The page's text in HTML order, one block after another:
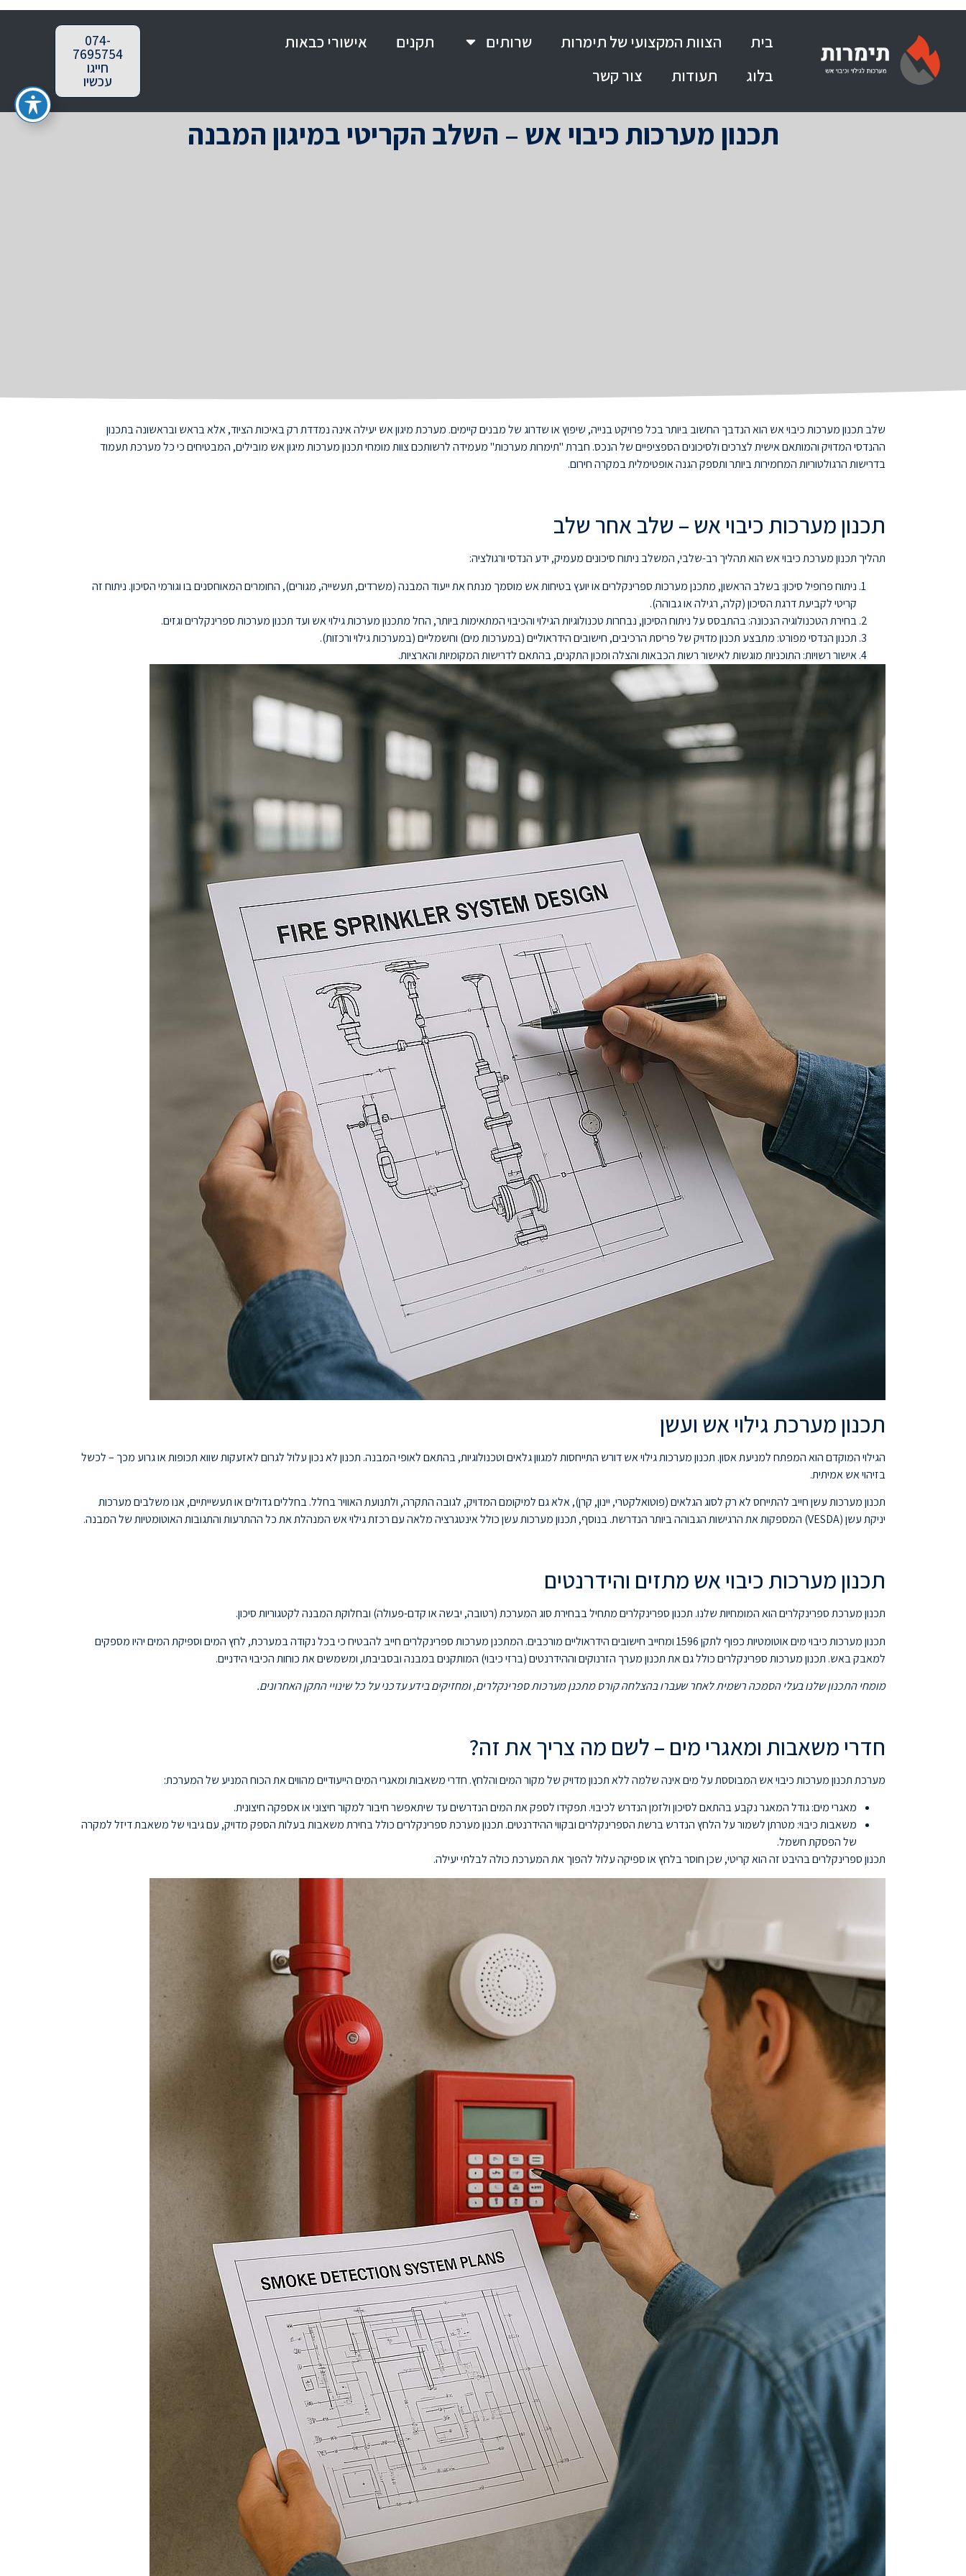
בית הצוות המקצועי של תימרות שרותים תקנים
אישורי כבאות
בלוג
תעודות צור קשר
074-
7695754
חייגו
עכשיו
תכנון מערכות כיבוי אש – השלב הקריטי במיגון המבנה
שלב תכנון מערכות כיבוי אש הוא הנדבך החשוב ביותר בכל פרויקט בנייה, שיפוץ או שדרוג של מבנים קיימים. מערכת מיגון אש יעילה אינה נמדדת רק באיכות הציוד, אלא בראש ובראשונה בתכנון
ההנדסי המדויק והמותאם אישית לצרכים ולסיכונים הספציפיים של הנכס. חברת "תימרות מערכות" מעמידה לרשותכם צוות מומחי תכנון מערכות מיגון אש מובילים, המבטיחים כי כל מערכת תעמוד
בדרישות הרגולטוריות המחמירות ביותר ותספק הגנה אופטימלית במקרה חירום.
תכנון מערכות כיבוי אש – שלב אחר שלב
תהליך תכנון מערכת כיבוי אש הוא תהליך רב-שלבי, המשלב ניתוח סיכונים מעמיק, ידע הנדסי ורגולציה:
ניתוח פרופיל סיכון: בשלב הראשון, מתכנן מערכות ספרינקלרים או יועץ בטיחות אש מוסמך מנתח את ייעוד המבנה (משרדים, תעשייה, מגורים), החומרים המאוחסנים בו וגורמי הסיכון. ניתוח זה
קריטי לקביעת דרגת הסיכון (קלה, רגילה או גבוהה).
בחירת הטכנולוגיה הנכונה: בהתבסס על ניתוח הסיכון, נבחרות טכנולוגיות הגילוי והכיבוי המתאימות ביותר, החל מתכנון מערכות גילוי אש ועד תכנון מערכות ספרינקלרים וגזים.
תכנון הנדסי מפורט: מתבצע תכנון מדויק של פריסת הרכיבים, חישובים הידראוליים (במערכות מים) וחשמליים (במערכות גילוי ורכזות).
אישור רשויות: התוכניות מוגשות לאישור רשות הכבאות והצלה ומכון התקנים, בהתאם לדרישות המקומיות והארציות.
תכנון מערכת גילוי אש ועשן
הגילוי המוקדם הוא המפתח למניעת אסון. תכנון מערכות גילוי אש דורש התייחסות למגוון גלאים וטכנולוגיות, בהתאם לאופי המבנה. תכנון לא נכון עלול לגרום לאזעקות שווא תכופות או גרוע מכך – לכשל
בזיהוי אש אמיתית.
תכנון מערכות עשן חייב להתייחס לא רק לסוג הגלאים (פוטואלקטרי, יינון, קרן), אלא גם למיקומם המדויק, לגובה התקרה, ולתנועת האוויר בחלל. בחללים גדולים או תעשייתיים, אנו משלבים מערכות
יניקת עשן (VESDA) המספקות את הרגישות הגבוהה ביותר הנדרשת. בנוסף, תכנון מערכות עשן כולל אינטגרציה מלאה עם רכזת גילוי אש המנהלת את כל ההתרעות והתגובות האוטומטיות של המבנה.
תכנון מערכות כיבוי אש מתזים והידרנטים
תכנון מערכת ספרינקלרים הוא המומחיות שלנו. תכנון ספרינקלרים מתחיל בבחירת סוג המערכת (רטובה, יבשה או קדם-פעולה) ובחלוקת המבנה לקטגוריות סיכון.
תכנון מערכות כיבוי מים אוטומטיות כפוף לתקן 1596 ומחייב חישובים הידראוליים מורכבים. המתכנן מערכות ספרינקלרים חייב להבטיח כי בכל נקודה במערכת, לחץ המים וספיקת המים יהיו מספקים
למאבק באש. תכנון מערכות ספרינקלרים כולל גם את תכנון מערך הזרנוקים וההידרנטים (ברזי כיבוי) המותקנים במבנה ובסביבתו, ומשמשים את כוחות הכיבוי הידניים.
מומחי התכנון שלנו בעלי הסמכה רשמית לאחר שעברו בהצלחה קורס מתכנן מערכות ספרינקלרים, ומחזיקים בידע עדכני על כל שינויי התקן האחרונים.
חדרי משאבות ומאגרי מים – לשם מה צריך את זה?
מערכת תכנון מערכות כיבוי אש המבוססת על מים אינה שלמה ללא תכנון מדויק של מקור המים והלחץ. חדרי משאבות ומאגרי המים הייעודיים מהווים את הכוח המניע של המערכת:
מאגרי מים: גודל המאגר נקבע בהתאם לסיכון ולזמן הנדרש לכיבוי. תפקידו לספק את המים הנדרשים עד שיתאפשר חיבור למקור חיצוני או אספקה חיצונית.
משאבות כיבוי: מטרתן לשמור על הלחץ הנדרש ברשת הספרינקלרים ובקווי ההידרנטים. תכנון מערכת ספרינקלרים כולל בחירת משאבות בעלות הספק מדויק, עם גיבוי של משאבת דיזל למקרה
של הפסקת חשמל.
תכנון ספרינקלרים בהיבט זה הוא קריטי, שכן חוסר בלחץ או ספיקה עלול להפוך את המערכת כולה לבלתי יעילה.